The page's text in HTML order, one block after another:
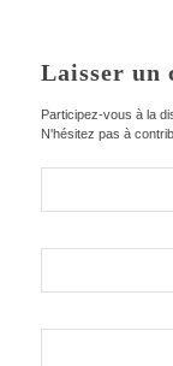
Laisser un
Participez-vous à la
N'hésitez pas à